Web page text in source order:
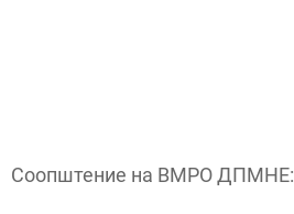
Соопштение на ВМРО ДПМНЕ: